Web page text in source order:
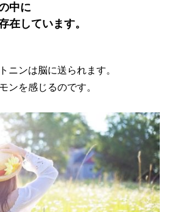
中に
しています。
ニンは脳に送られます。
ンを感じるのです。